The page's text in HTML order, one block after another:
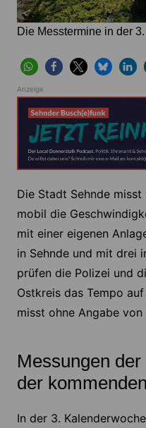
Die Messtermine in der
Anzeige
Die Stadt Sehnde
mobil die
mit einer eigenen
in Sehnde und mit drei
prüfen die Polizei und
Ostkreis das Tempo
misst ohne Angabe
Messungen
der
In der 3.